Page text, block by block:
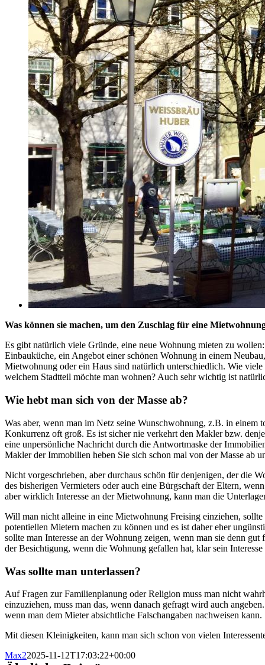
Was können sie machen, um den Zuschlag für eine
Es gibt natürlich viele Gründe, eine neue Wohnung mieten zu
Einbauküche, ein Angebot einer schönen Wohnung in einem
Mietwohnung oder ein Haus sind natürlich unterschiedlich. Wie
welchem Stadtteil möchte man wohnen? Auch sehr wichtig ist
Wie hebt man sich von der Masse ab?
Was aber, wenn man im Netz seine Wunschwohnung, z.B. in
Konkurrenz oft groß. Es ist sicher nie verkehrt den Makler bzw.
eine unpersönliche Nachricht durch die Antwortmaske der
Makler der Immobilien heben Sie sich schon mal von der Masse ab
Nicht vorgeschrieben, aber durchaus schön für denjenigen, der die
des bisherigen Vermieters oder auch eine Bürgschaft der Eltern,
aber wirklich Interesse an der Mietwohnung, kann man die
Will man nicht alleine in eine Mietwohnung Freising einziehen,
potentiellen Mietern machen zu können und es ist daher eher
sollte man Interesse an der Wohnung zeigen, wenn man sie denn
der Besichtigung, wenn die Wohnung gefallen hat, klar sein
Was sollte man unterlassen?
Auf Fragen zur Familienplanung oder Religion muss man nicht
einzuziehen, muss man das, wenn danach gefragt wird auch
wenn man dem Mieter absichtliche Falschangaben nachweisen kann.
Mit diesen Kleinigkeiten, kann man sich schon von vielen
Max22025-11-12T17:03:22+00:00